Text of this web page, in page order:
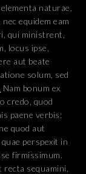
naturae,
equidem eam
qui ministrent,
locus ipse,
aut beate
solum, sed
Nam bonum ex
credo, quod
paene verbis:
quod aut
perspexit in
firmissimum.
sequamini,